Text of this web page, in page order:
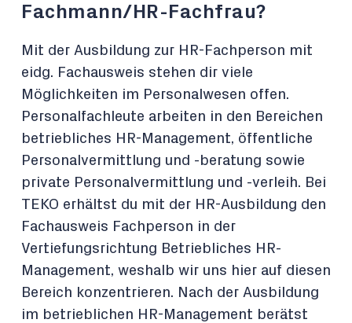
Fachmann/HR-Fachfrau?
Mit der Ausbildung zur HR-Fachperson mit
eidg. Fachausweis stehen dir viele
Möglichkeiten im Personalwesen offen.
Personalfachleute arbeiten in den Bereichen
betriebliches HR-Management, öffentliche
Personalvermittlung und -beratung sowie
private Personalvermittlung und -verleih. Bei
TEKO erhältst du mit der HR-Ausbildung den
Fachausweis Fachperson in der
Vertiefungsrichtung Betriebliches HR-
Management, weshalb wir uns hier auf diesen
Bereich konzentrieren. Nach der Ausbildung
im betrieblichen HR-Management berätst